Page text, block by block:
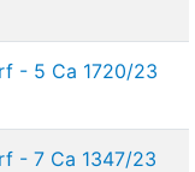
- 5 Ca 1720/23
- 7 Ca 1347/23